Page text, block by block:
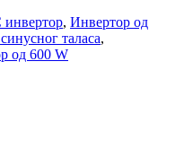
, Инвертор од
таласа,
од 600 W